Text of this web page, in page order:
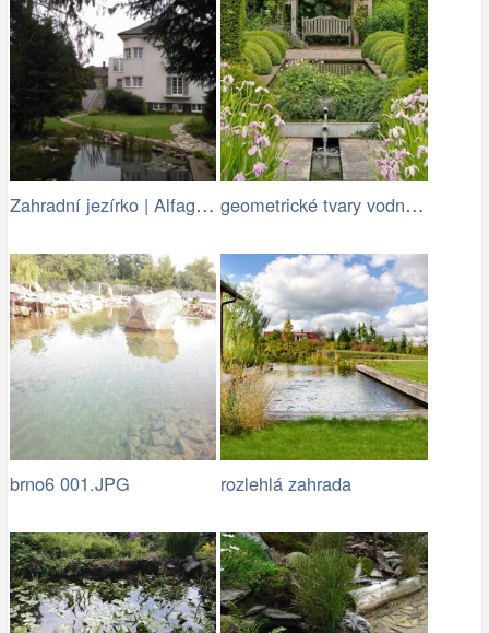
Zahradní jezírko | Alfagreen.cz geometrické tvary vodních ploch jsou…
brno6 001.JPG rozlehlá zahrada